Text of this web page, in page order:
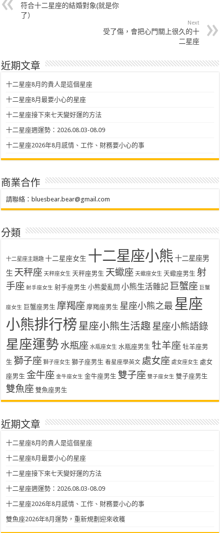
符合十二星座的結婚對象(就是你
了）
Next
受了傷，會把心門關上很久的十
二星座
近期文章
十二星座8月的貴人是這個星座
十二星座8月最要小心的星座
十二星座接下來七天變好運的方法
十二星座週運勢：2026.08.03-08.09
十二星座2026年8月感情、工作、財務要小心的事
商業合作
請聯絡： bluesbear.bear@gmail.com
分類
十二星座主題趣 十二星座女生 十二星座小熊 十二星座男
生 天秤座 天秤座女生 天秤座男生 天蠍座 天蠍座女生 天蠍座男生 射
手座 射手座女生 射手座男生 小熊愛亂問 小熊生活雜記 巨蟹座 巨蟹
座女生 巨蟹座男生 摩羯座 摩羯座男生 星座小熊之最 星座
小熊排行榜 星座小熊生活趣 星座小熊語錄
星座運勢 水瓶座 水瓶座女生 水瓶座男生 牡羊座 牡羊座男
生 獅子座 獅子座女生 獅子座男生 看星座學英文 處女座 處女座女生 處女
座男生 金牛座 金牛座女生 金牛座男生 雙子座 雙子座女生 雙子座男生
雙魚座 雙魚座男生
近期文章
十二星座8月的貴人是這個星座
十二星座8月最要小心的星座
十二星座接下來七天變好運的方法
十二星座週運勢：2026.08.03-08.09
十二星座2026年8月感情、工作、財務要小心的事
雙魚座2026年8月運勢，重新規劃迎來收穫